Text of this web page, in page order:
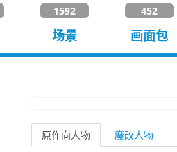
1592
场景
452
画面包
原作向人物 魔改人物